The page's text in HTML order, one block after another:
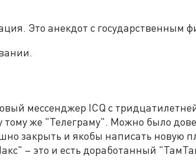
Это анекдот с государственным
мессенджер ICQ с
тому же "Телеграму". Можно было
закрыть и якобы написать новую
– это и есть доработанный